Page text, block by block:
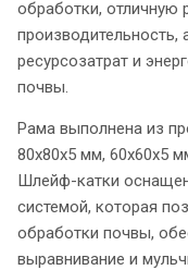
обработки, отличную
производительность,
ресурсозатрат и
почвы.
Рама выполнена из
80х80х5 мм, 60х60х5
Шлейф-катки
системой, которая
обработки почвы,
выравнивание и